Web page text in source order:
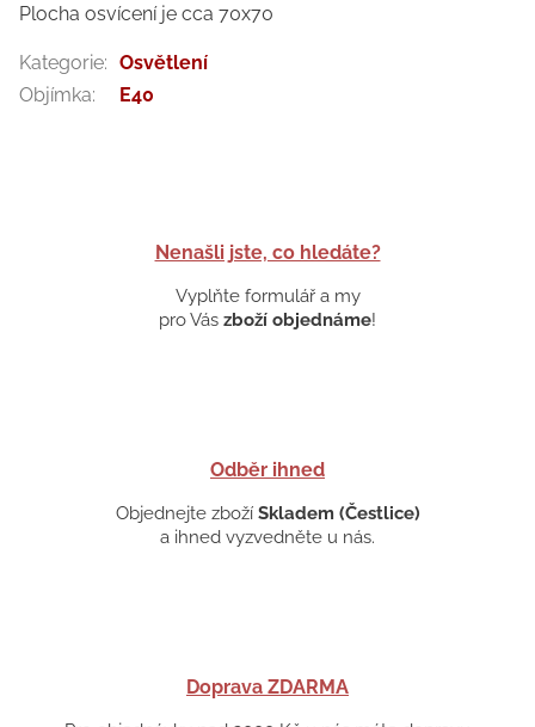
Nenašli jste, co hledáte?
Vyplňte formulář a my
pro Vás zboží objednáme!
Odběr ihned
Objednejte zboží Skladem (Čestlice)
a ihned vyzvedněte u nás.
Doprava ZDARMA
Plocha osvícení je cca 70x70
Kategorie: Osvětlení
Objímka: E40